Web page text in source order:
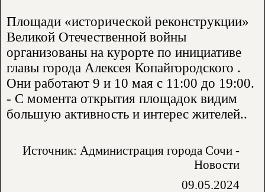
Площади «исторической реконструкции»
Великой Отечественной войны
организованы на курорте по инициативе
главы города Алексея Копайгородского .
Они работают 9 и 10 мая с 11:00 до 19:00.
- С момента открытия площадок видим
большую активность и интерес жителей..
Источник: Администрация города Сочи -
Новости
09.05.2024